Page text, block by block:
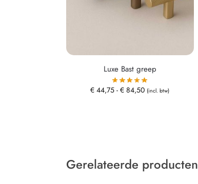
Luxe Bast greep
€ 44,75 - € 84,50 (incl. btw)
Gerelateerde producten